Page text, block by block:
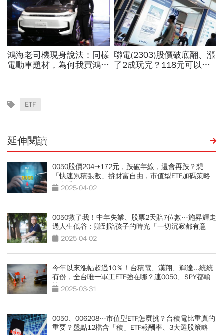
ETF
延伸閱讀
0050股價204➝172元，跌破年線，還會再跌？想
「快速累積張數」拚財富自由，市值型ETF加碼策略
一次看
2025-04-02
0050救了我！中年失業、股票2天賠7位數…施昇輝走
過人生低谷：賺到陪孩子的時光「一切沉寂都有意
義」2025-04-02
今年以來漲幅超過10％！台積電、漢翔、輝達...統統
有份，全台唯一軍工ETF強在哪？連0050、SPY都輸
慘 2025-03-31
0050、006208…市值型ETF怎麼挑？台積電比重真的
重要？盤點12檔含「積」ETF報酬率、3大選股策略